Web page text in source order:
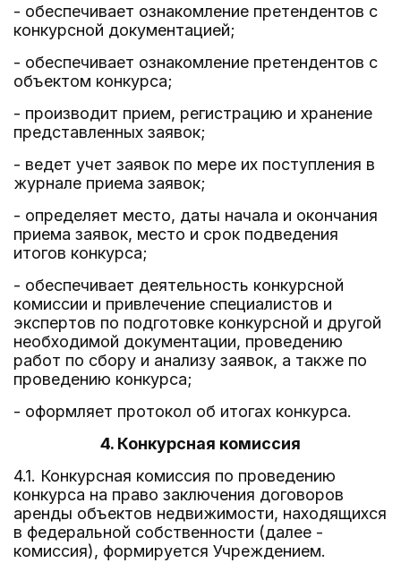
- обеспечивает ознакомление претендентов с
конкурсной документацией;
- обеспечивает ознакомление претендентов с
объектом конкурса;
- производит прием, регистрацию и хранение
представленных заявок;
- ведет учет заявок по мере их поступления в
журнале приема заявок;
- определяет место, даты начала и окончания
приема заявок, место и срок подведения
итогов конкурса;
- обеспечивает деятельность конкурсной
комиссии и привлечение специалистов и
экспертов по подготовке конкурсной и другой
необходимой документации, проведению
работ по сбору и анализу заявок, а также по
проведению конкурса;
- оформляет протокол об итогах конкурса.
4. Конкурсная комиссия
4.1. Конкурсная комиссия по проведению
конкурса на право заключения договоров
аренды объектов недвижимости, находящихся
в федеральной собственности (далее -
комиссия), формируется Учреждением.